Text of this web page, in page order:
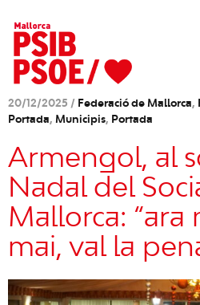
20/12/2025 / Federació de Mallorca,
Portada, Municipis, Portada
Armengol, al
Nadal del
Mallorca: “ara
mai, val la